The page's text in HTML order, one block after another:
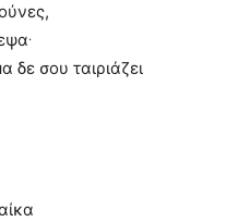
.
δε σου ταιριάζει